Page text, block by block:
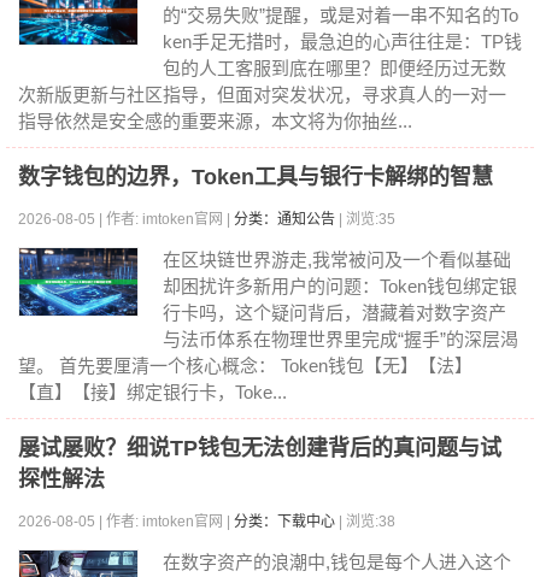
的“交易失败”提醒，或是对着一串不知名的To
ken手足无措时，最急迫的心声往往是：TP钱
包的人工客服到底在哪里？即便经历过无数
次新版更新与社区指导，但面对突发状况，寻求真人的一对一
指导依然是安全感的重要来源，本文将为你抽丝...
数字钱包的边界，Token工具与银行卡解绑的智慧
2026-08-05 | 作者: imtoken官网 | 分类：通知公告 | 浏览:35
在区块链世界游走,我常被问及一个看似基础
却困扰许多新用户的问题：Token钱包绑定银
行卡吗，这个疑问背后，潜藏着对数字资产
与法币体系在物理世界里完成“握手”的深层渴
望。 首先要厘清一个核心概念： Token钱包【无】【法】
【直】【接】绑定银行卡，Toke...
屡试屡败？细说TP钱包无法创建背后的真问题与试
探性解法
2026-08-05 | 作者: imtoken官网 | 分类：下载中心 | 浏览:38
在数字资产的浪潮中,钱包是每个人进入这个